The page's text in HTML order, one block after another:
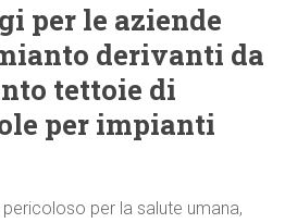
per le aziende
derivanti da
tettoie di
per impianti
pericoloso per la salute umana,